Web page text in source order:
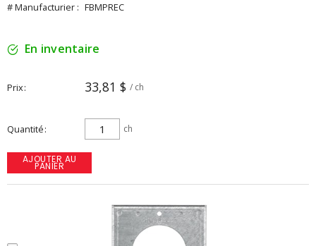
# Manufacturier : FBMPREC
En inventaire
Prix 33,81 $ / ch
Quantité ch
AJOUTER AU
PANIER